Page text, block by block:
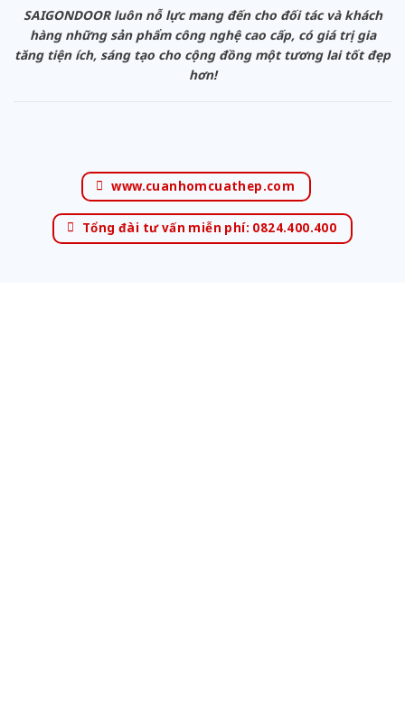
SAIGONDOOR luôn nỗ lực mang đến cho đối tác và khách
hàng những sản phẩm công nghệ cao cấp, có giá trị gia
tăng tiện ích, sáng tạo cho cộng đồng một tương lai tốt đẹp
hơn!
www.cuanhomcuathep.com
Tổng đài tư vấn miễn phí: 0824.400.400